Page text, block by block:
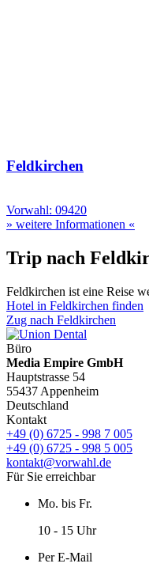
Feldkirchen
Vorwahl: 09420
» weitere Informationen «
Trip nach
Feldkirchen ist eine Reise
Hotel in Feldkirchen finden
Zug nach Feldkirchen
Büro
Media Empire GmbH
Hauptstrasse 54
55437 Appenheim
Deutschland
Kontakt
+49 (0) 6725 - 998 7 005
+49 (0) 6725 - 998 5 005
kontakt@vorwahl.de
Für Sie erreichbar
Mo. bis Fr.
10 - 15 Uhr
Per E-Mail